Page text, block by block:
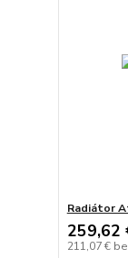
Radiátor
259,62
211,07 €